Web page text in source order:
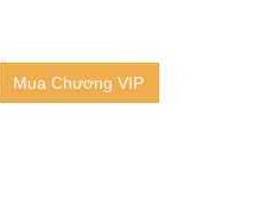
Mua Chương VIP